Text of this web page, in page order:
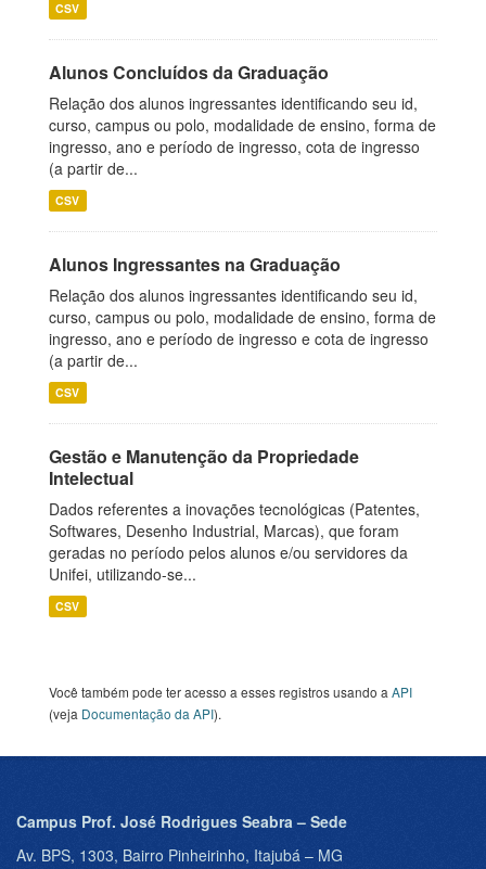
CSV
Alunos Concluídos da Graduação
Relação dos alunos ingressantes identificando seu id,
curso, campus ou polo, modalidade de ensino, forma de
ingresso, ano e período de ingresso, cota de ingresso
(a partir de...
CSV
Alunos Ingressantes na Graduação
Relação dos alunos ingressantes identificando seu id,
curso, campus ou polo, modalidade de ensino, forma de
ingresso, ano e período de ingresso e cota de ingresso
(a partir de...
CSV
Gestão e Manutenção da Propriedade
Intelectual
Dados referentes a inovações tecnológicas (Patentes,
Softwares, Desenho Industrial, Marcas), que foram
geradas no período pelos alunos e/ou servidores da
Unifei, utilizando-se...
CSV
Você também pode ter acesso a esses registros usando a API
(veja Documentação da API).
Campus Prof. José Rodrigues Seabra – Sede
Av. BPS, 1303, Bairro Pinheirinho, Itajubá – MG